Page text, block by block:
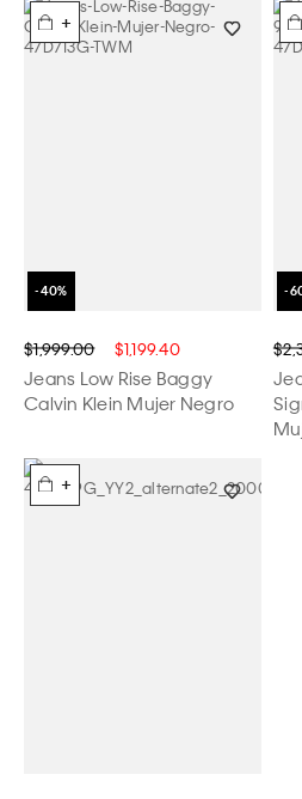
+
$1,999.00 $1,199.40
Jeans Low Rise Baggy
Calvin Klein Mujer Negro
+